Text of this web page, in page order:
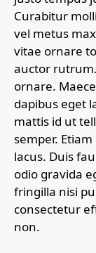
Curabitur
vel metus
vitae ornare
auctor
ornare.
dapibus eget
mattis id ut
semper.
lacus. Duis
odio gravida
fringilla nisi
consectetur
non.